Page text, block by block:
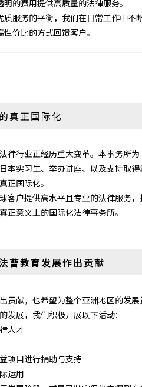
的费用提供高质量的法律服务。
质服务的平衡，我们在日常工作中不
价比的方式回馈客户。
真正国际化
律行业正经历重大变革。本事务所
本实习生、举办讲座、以及支持取
正国际化。
客户提供高水平且专业的法律服务
正意义上的国际化法律事务所。
曹教育发展作出贡献
贡献，也希望为整个亚洲地区的发展
发展，我们积极开展以下活动：
人才
项目进行捐助与支持
运用